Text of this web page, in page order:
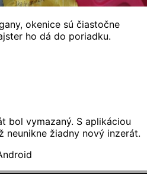
okenice sú čiastočne
ho dá do poriadku.
bol vymazaný. S aplikáciou
neunikne žiadny nový inzerát.